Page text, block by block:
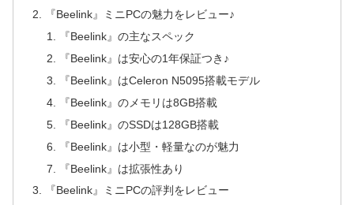
『Beelink』ミニPCの魅力をレビュー♪
『Beelink』の主なスペック
『Beelink』は安心の1年保証つき♪
『Beelink』はCeleron N5095搭載モデル
『Beelink』のメモリは8GB搭載
『Beelink』のSSDは128GB搭載
『Beelink』は小型・軽量なのが魅力
『Beelink』は拡張性あり
『Beelink』ミニPCの評判をレビュー